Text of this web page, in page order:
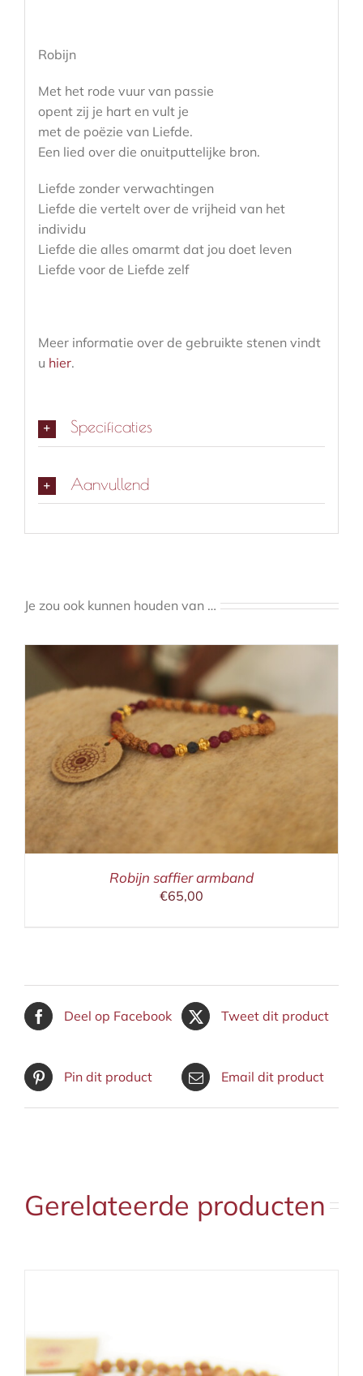
Robijn
Met het rode vuur van passie
opent zij je hart en vult je
met de poëzie van Liefde.
Een lied over die onuitputtelijke bron.
Liefde zonder verwachtingen
Liefde die vertelt over de vrijheid van het
individu
Liefde die alles omarmt dat jou doet leven
Liefde voor de Liefde zelf
Meer informatie over de gebruikte stenen vindt
u hier.
Specificaties
Aanvullend
Je zou ook kunnen houden van …
Robijn saffier armband
€65,00
Deel op Facebook Tweet dit product
Pin dit product Email dit product
Gerelateerde producten